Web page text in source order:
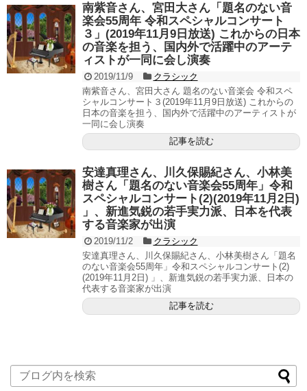
南紫音さん、宮田大さん「題名のない音
楽会55周年 令和スペシャルコンサート
３」(2019年11月9日放送) これからの日本
の音楽を担う、国内外で活躍中のアーテ
ィストが一同に会し演奏
2019/11/9
クラシック
南紫音さん、宮田大さん 題名のない音楽会 令和スペ
シャルコンサート３(2019年11月9日放送) これからの
日本の音楽を担う、国内外で活躍中のアーティストが
一同に会し演奏
記事を読む
安達真理さん、川久保賜紀さん、小林美
樹さん「題名のない音楽会55周年」令和
スペシャルコンサート(2)(2019年11月2日)
」、新進気鋭の若手実力派、日本を代表
する音楽家が出演
2019/11/2
クラシック
安達真理さん、川久保賜紀さん、小林美樹さん「題名
のない音楽会55周年」令和スペシャルコンサート(2)
(2019年11月2日) 」、新進気鋭の若手実力派、日本の
代表する音楽家が出演
記事を読む